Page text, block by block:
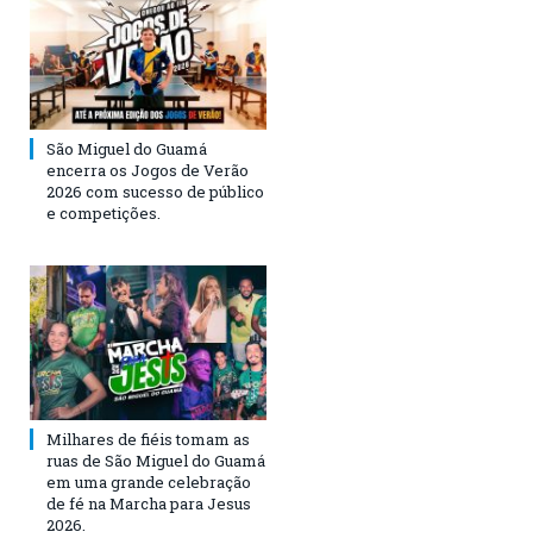
São Miguel do Guamá
encerra os Jogos de Verão
2026 com sucesso de público
e competições.
Milhares de fiéis tomam as
ruas de São Miguel do Guamá
em uma grande celebração
de fé na Marcha para Jesus
2026.